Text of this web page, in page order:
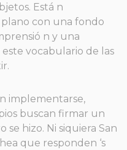
Está n
con una fondo
n y una
vocabulario de las
implementarse,
buscan firmar un
hizo. Ni siquiera San
que responden ‘s